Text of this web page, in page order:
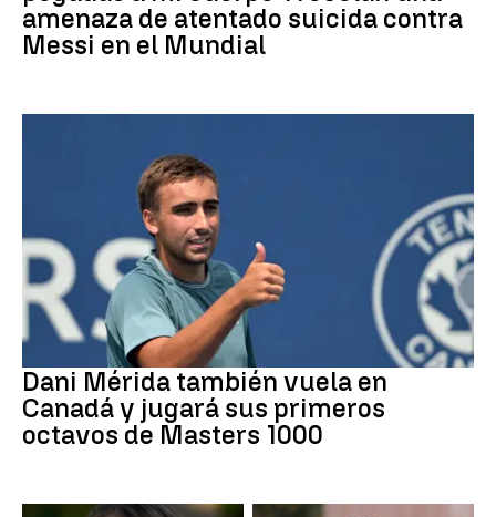
amenaza de atentado suicida contra
Messi en el Mundial
Dani Mérida también vuela en
Canadá y jugará sus primeros
octavos de Masters 1000